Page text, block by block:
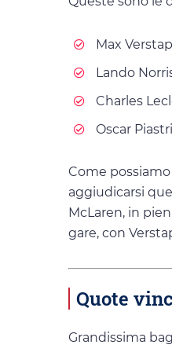
Max
Lando
Charles
Oscar
Come
aggiudicarsi
McLaren, in
gare, con
Quote
Grandissima